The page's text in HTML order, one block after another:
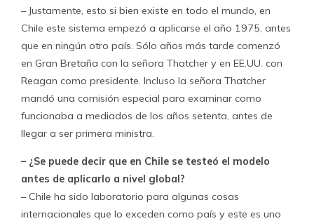
– Justamente, esto si bien existe en todo el mundo, en
Chile este sistema empezó a aplicarse el año 1975, antes
que en ningún otro país. Sólo años más tarde comenzó
en Gran Bretaña con la señora Thatcher y en EE.UU. con
Reagan como presidente. Incluso la señora Thatcher
mandó una comisión especial para examinar como
funcionaba a mediados de los años setenta, antes de
llegar a ser primera ministra.
– ¿Se puede decir que en Chile se testeó el modelo
antes de aplicarlo a nivel global?
– Chile ha sido laboratorio para algunas cosas
internacionales que lo exceden como país y este es uno